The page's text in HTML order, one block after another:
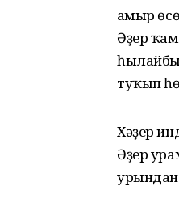
Ҡамыр
Әҙер
туҡып
Хәҙер
Әҙер